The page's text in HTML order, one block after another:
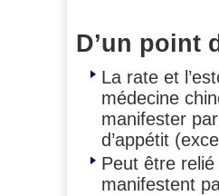
D’un point
La rate et
médecine
manifester
d’appétit
Peut être
manifestent